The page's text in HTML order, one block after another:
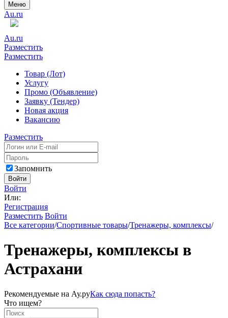
Меню
Au.ru
Au.ru
Разместить
Разместить
Товар (Лот)
Услугу
Промо (Объявление)
Заявку (Тендер)
Новая акция
Вакансию
Разместить
Запомнить
Войти
Войти
Или:
Регистрация
Разместить Войти
Все категории/Спортивные товары/Тренажеры, комплексы/
Тренажеры, комплексы в
Астрахани
Рекомендуемые на Ау.руКак сюда попасть?
Что ищем?